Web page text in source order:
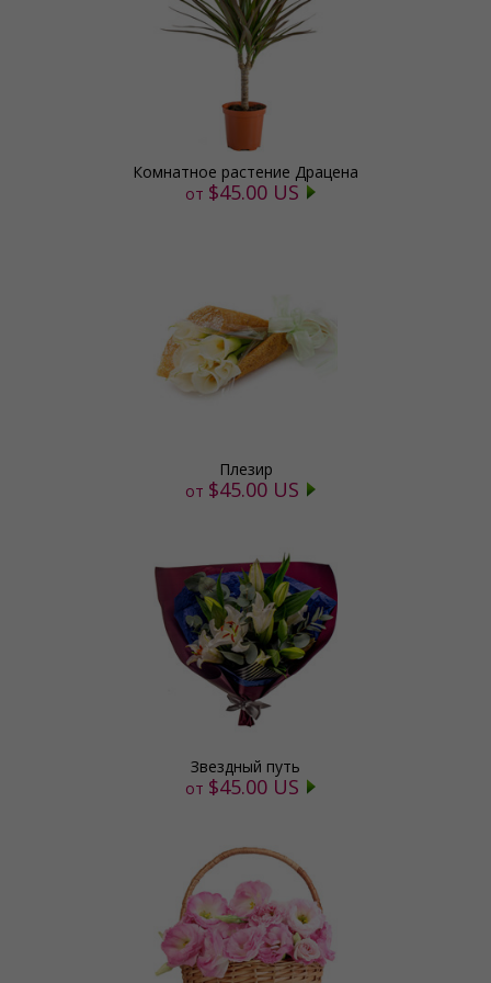
Комнатное растение Драцена
от $45.00 US
Плезир
от $45.00 US
Звездный путь
от $45.00 US